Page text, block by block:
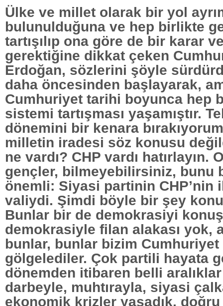
Ülke ve millet olarak bir yol
bulunulduğuna ve hep birlikte
tartışılıp ona göre de bir karar
gerektiğine dikkat çeken
Erdoğan, sözlerini şöyle
daha öncesinden başlayarak,
Cumhuriyet tarihi boyunca hep
sistemi tartışması yaşamıştır.
dönemini bir kenara
milletin iradesi söz konusu
ne vardı? CHP vardı hatırlayın.
gençler, bilmeyebilirsiniz, bunu
önemli: Siyasi partinin CHP’nin
valiydi. Şimdi böyle bir şey
Bunlar bir de demokrasiyi
demokrasiyle filan alakası yok,
bunlar, bunlar bizim
gölgelediler. Çok partili hayata
dönemden itibaren belli
darbeyle, muhtırayla, siyasi
ekonomik krizler yaşadık,